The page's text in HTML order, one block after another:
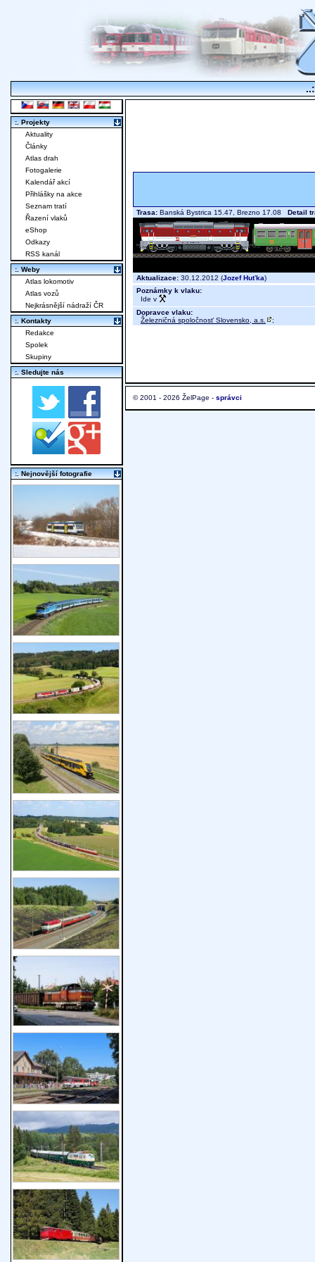
Trasa: Banská Bystrica 15.47, Brezno 17.08 Detail
Aktualizace: 30.12.2012 (Jozef Huťka)
Poznámky k vlaku:
Ide v
Dopravce vlaku:
Železničná spoločnosť Slovensko, a.s.
;
© 2001 - 2026 ŽelPage - správci
:. Projekty
Aktuality
Články
Atlas drah
Fotogalerie
Kalendář akcí
Přihlášky na akce
Seznam tratí
Řazení vlaků
eShop
Odkazy
RSS kanál
:. Weby
Atlas lokomotiv
Atlas vozů
Nejkrásnější nádraží ČR
:. Kontakty
Redakce
Spolek
Skupiny
:. Sledujte nás
:. Nejnovější fotografie